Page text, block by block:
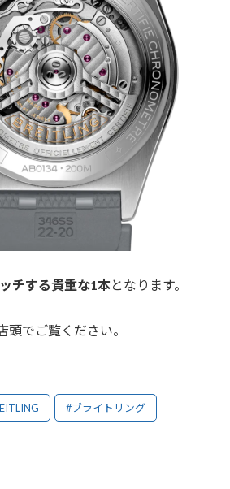
チする貴重な1本となります。
頭でご覧ください。
#ブライトリング